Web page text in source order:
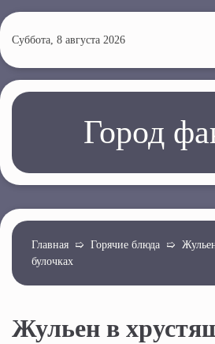
е
р
й
о
н
Суббота, 8 августа 2026
Город
Главная ➯ Горячие блюда ➯
булочках
Жульен в